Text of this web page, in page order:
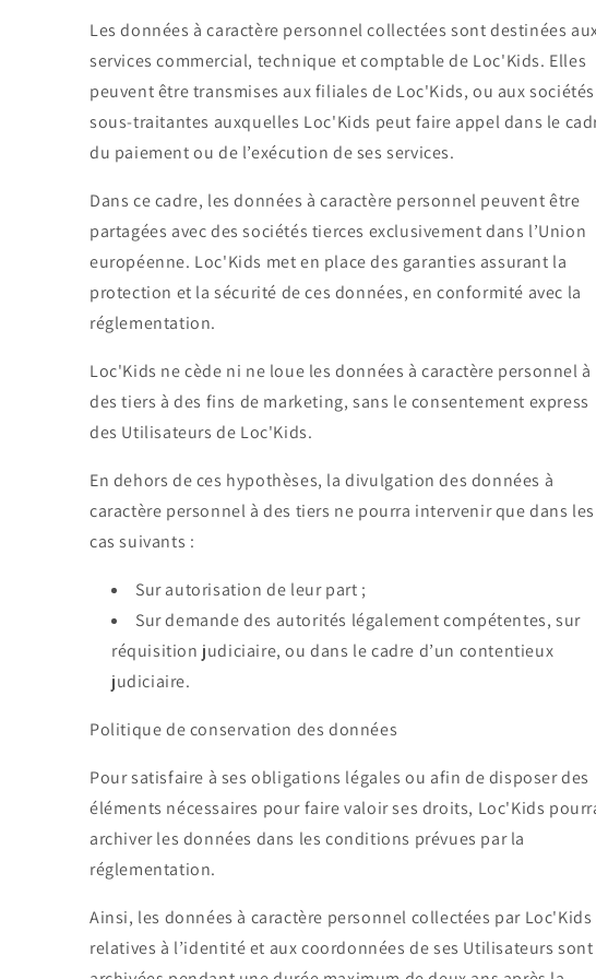
Les données à caractère personnel collectées sont destinées
services commercial, technique et comptable de Loc'Kids. Elles
peuvent être transmises aux filiales de Loc'Kids, ou aux sociétés
sous-traitantes auxquelles Loc'Kids peut faire appel dans le
du paiement ou de l’exécution de ses services.
Dans ce cadre, les données à caractère personnel peuvent être
partagées avec des sociétés tierces exclusivement dans l’Union
européenne. Loc'Kids met en place des garanties assurant la
protection et la sécurité de ces données, en conformité avec la
réglementation.
Loc'Kids ne cède ni ne loue les données à caractère personnel à
des tiers à des fins de marketing, sans le consentement express
des Utilisateurs de Loc'Kids.
En dehors de ces hypothèses, la divulgation des données à
caractère personnel à des tiers ne pourra intervenir que dans les
cas suivants :
Sur autorisation de leur part ;
Sur demande des autorités légalement compétentes, sur
réquisition judiciaire, ou dans le cadre d’un contentieux
judiciaire.
Politique de conservation des données
Pour satisfaire à ses obligations légales ou afin de disposer des
éléments nécessaires pour faire valoir ses droits, Loc'Kids
archiver les données dans les conditions prévues par la
réglementation.
Ainsi, les données à caractère personnel collectées par Loc'Kids
relatives à l’identité et aux coordonnées de ses Utilisateurs sont